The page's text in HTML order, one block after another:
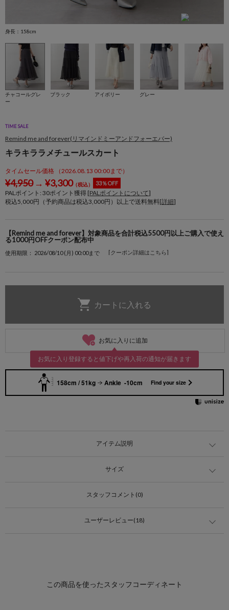
身長：158cm
チャコールグレ
ー
ブラック アイボリー グレー
TIME SALE
Remind me and forever(リマインドミーアンドフォーエバー)
キラキララメチュールスカート
タイムセール価格 （2026.08.13 00:00まで）
¥4,950→ ¥3,300（税込） 33％OFF
PALポイント: 30ポイント獲得 [PALポイントについて]
税込5,000円（予約商品は税込3,000円）以上で送料無料[詳細]
【Remind me and forever】対象商品を合計税込5500円以上ご購入で使え
る1000円OFFクーポン配布中
使用期限： 2026/08/10 (月) 00:00まで [クーポン詳細はこちら]
お気に入りに追加
お気に入り登録すると値下げや再入荷の通知が届きます
158cm / 51kg Ankle -10cm Find your size
アイテム説明
サイズ
スタッフコメント(0)
ユーザーレビュー(18)